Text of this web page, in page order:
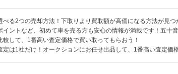
る2つの売却方法！下取りより買取額が高価になる方法が見
ントなど、初めて車を売る方も安心の情報が満載です！五十
較して、1番高い査定価格で買い取ってもらおう！
定は1社だけ！オークションにお任せ出品して、1番高い査定価